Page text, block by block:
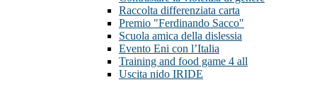
Raccolta differenziata carta
Premio "Ferdinando Sacco"
Scuola amica della dislessia
Evento Eni con l’Italia
Training and food game 4 all
Uscita nido IRIDE